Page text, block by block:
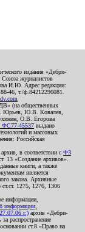
издания «Дебри-
журналистов
И.Ю. Адрес редакции:
46, т./ф.84212296081.
ДВ» (на общественных
Юрьев, Ю.В. Ковалев,
О.В. Егорова
45537 выдано
и массовых
Российская
в соответствии с ФЗ
13 «Создание архивов».
книги, а также
является
закона. Архивные
ст.ст. 1275, 1276, 1306
информации,
информации,
г.) архив «Дебри-
распространение
ст.8 «Право на